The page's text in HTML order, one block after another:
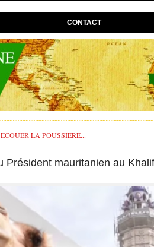
CONTACT
LA POUSSIÈRE...
Président mauritanien au